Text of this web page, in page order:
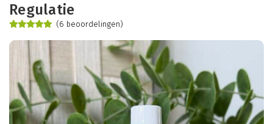
Regulatie
(6 beoordelingen)